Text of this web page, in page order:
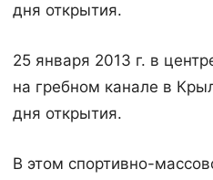
дня открытия.
25 января 2013 г. в
на гребном канале в
дня открытия.
В этом спортивно-